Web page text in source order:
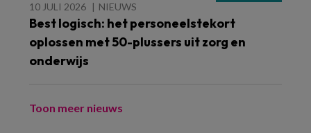
10 JULI 2026 NIEUWS
Best logisch: het personeelstekort
oplossen met 50-plussers uit zorg en
onderwijs
Toon meer nieuws